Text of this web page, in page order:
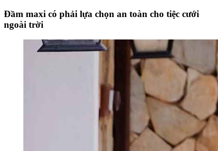
Đầm maxi có phải lựa chọn an toàn cho tiệc cưới
ngoài trời